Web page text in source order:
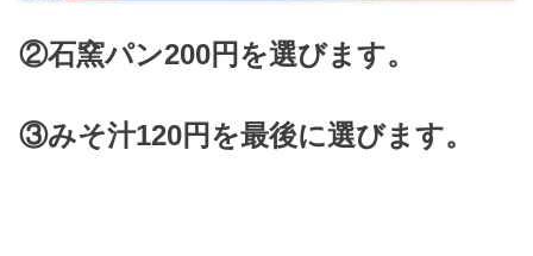
②石窯パン200円を選びます。
③みそ汁120円を最後に選びます。